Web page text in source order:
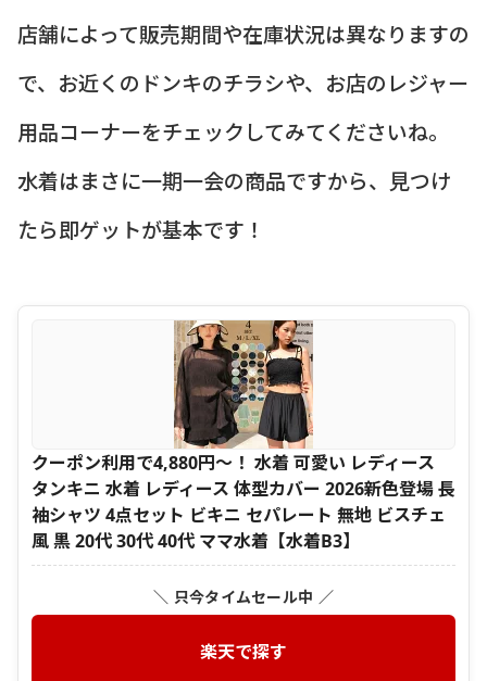
店舗によって販売期間や在庫状況は異なりますの
で、お近くのドンキのチラシや、お店のレジャー
用品コーナーをチェックしてみてくださいね。
水着はまさに一期一会の商品ですから、見つけ
たら即ゲットが基本です！
クーポン利用で4,880円～！ 水着 可愛い レディース
タンキニ 水着 レディース 体型カバー 2026新色登場 長
袖シャツ 4点セット ビキニ セパレート 無地 ビスチェ
風 黒 20代 30代 40代 ママ水着【水着B3】
＼ 只今タイムセール中 ／
楽天で探す